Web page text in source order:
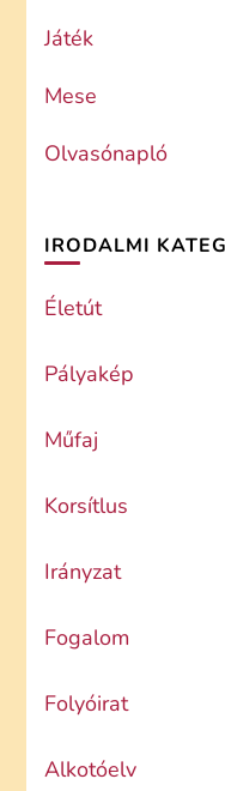
Játék
Mese
Olvasónapló
IRODALMI
Életút
Pályakép
Műfaj
Korsítlus
Irányzat
Fogalom
Folyóirat
Alkotóelv